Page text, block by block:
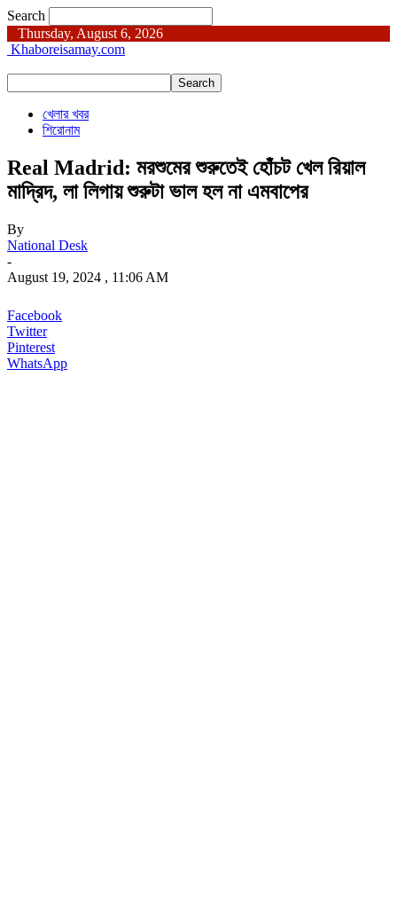
Search
Thursday, August 6, 2026
Khaboreisamay.com
খেলার খবর
শিরোনাম
Real Madrid: মরশুমের শুরুতেই হোঁচট খেল রিয়াল
মাদ্রিদ, লা লিগায় শুরুটা ভাল হল না এমবাপের
By
National Desk
-
August 19, 2024 , 11:06 AM
Facebook
Twitter
Pinterest
WhatsApp